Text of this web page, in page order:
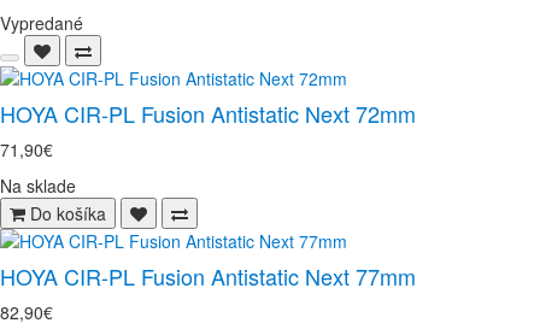
Vypredané
HOYA CIR-PL Fusion Antistatic Next 72mm
71,90€
Na sklade
Do košíka
HOYA CIR-PL Fusion Antistatic Next 77mm
82,90€